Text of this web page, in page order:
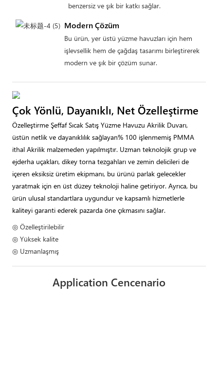
benzersiz ve şık bir katkı sağlar.
Modern Çözüm
Bu ürün, yer üstü yüzme havuzları için hem
işlevsellik hem de çağdaş tasarımı birleştirerek
modern ve şık bir çözüm sunar.
Çok Yönlü, Dayanıklı, Net Özelleştirme
Özelleştirme Şeffaf Sıcak Satış Yüzme Havuzu Akrilik Duvarı,
üstün netlik ve dayanıklılık sağlayan% 100 işlenmemiş PMMA
ithal Akrilik malzemeden yapılmıştır. Uzman teknolojik grup ve
ejderha uçakları, dikey torna tezgahları ve zemin delicileri de
içeren eksiksiz üretim ekipmanı, bu ürünü parlak gelecekler
yaratmak için en üst düzey teknoloji haline getiriyor. Ayrıca, bu
ürün ulusal standartlara uygundur ve kapsamlı hizmetlerle
kaliteyi garanti ederek pazarda öne çıkmasını sağlar.
◎ Özelleştirilebilir
◎ Yüksek kalite
◎ Uzmanlaşmış
Application Cencenario